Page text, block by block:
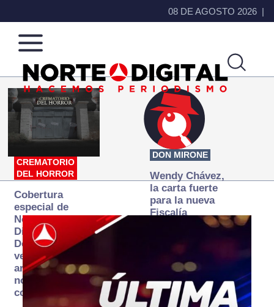
08 DE AGOSTO 2026
Norte
de
Ciudad
Más
que
noticias,
hacemos periodismo
CREMATORIO
DEL HORROR
Cobertura
especial de
Norte
Digital:
Donde la
verdad
arde… pero
no se
consume
DON MIRONE
Wendy Chávez,
la carta fuerte
para la nueva
Fiscalía